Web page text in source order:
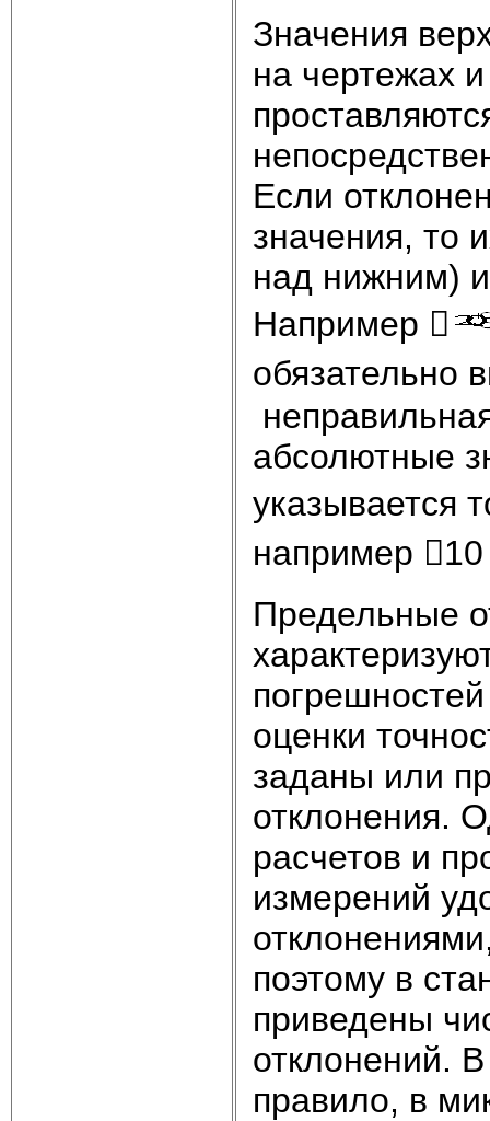
Значения
на чертежах
Если
значения, то
над нижним)
Например 
обязательно
абсолютные
указывается
например
Предельные
оценки
заданы или
отклонения.
расчетов и
измерений
поэтому в
приведены
отклонений.
правило, в